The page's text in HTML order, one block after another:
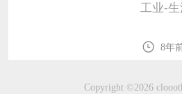
恭喜133****9020用
工业-
8年
Copyright ©2026